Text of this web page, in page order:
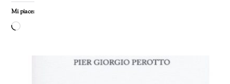
Mi piace:
Caricamento